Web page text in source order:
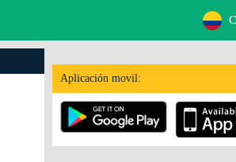
Aplicación movil: